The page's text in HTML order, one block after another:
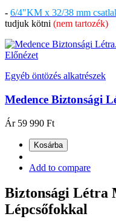
- 6/4"KM x 32/38 mm
tudjuk kötni (nem tartozék)
Előnézet
Egyéb öntözés alkatrészek
Medence Biztonsági
Ár 59 990 Ft
Kosárba
Add to compare
Biztonsági Létra
Lépcsőfokkal